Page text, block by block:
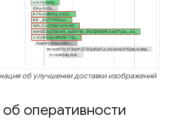
об улучшении доставки изображений
оперативности